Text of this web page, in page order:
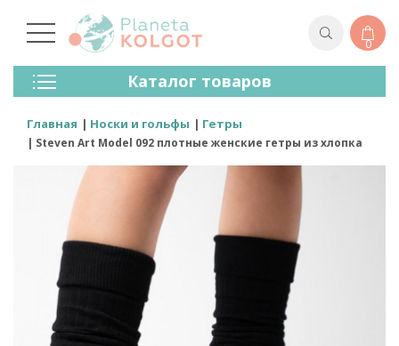
0
Каталог товаров
Колготки
Чулки
Лосины (леггинсы)
Спортивная Одежда
Для Мужчин
Для Детей
Бренды
Главная Носки и гольфы Гетры
Steven Art Model 092 плотные женские гетры из хлопка